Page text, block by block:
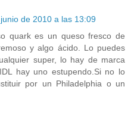
de 2010 a las 13:09
quark es un queso fresco de
y algo ácido. Lo puedes
super, lo hay de marca
hay uno estupendo.Si no lo
por un Philadelphia o un